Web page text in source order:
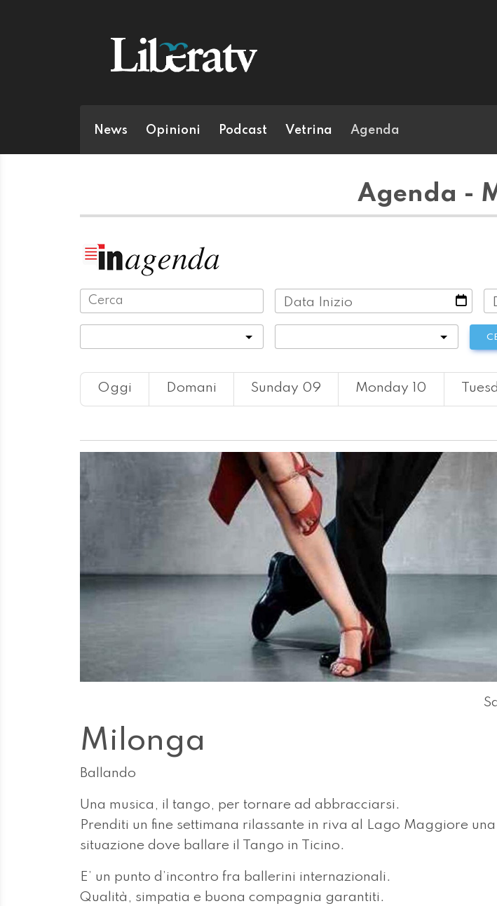
News Opinioni Podcast Vetrina Agenda
Agenda -
Data Inizio
Oggi Domani Sunday 09 Monday 10
Milonga
Ballando
Una musica, il tango, per tornare ad abbracciarsi.
Prenditi un fine settimana rilassante in riva al Lago Maggiore
situazione dove ballare il Tango in Ticino.
E’ un punto d’incontro fra ballerini internazionali.
Qualità, simpatia e buona compagnia garantiti.